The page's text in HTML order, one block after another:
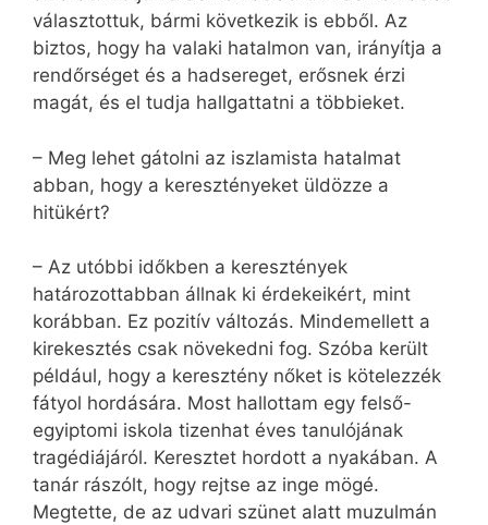
választottuk, bármi következik is ebből. Az
biztos, hogy ha valaki hatalmon van, irányítja a
rendőrséget és a hadsereget, erősnek érzi
magát, és el tudja hallgattatni a többieket.
– Meg lehet gátolni az iszlamista hatalmat
abban, hogy a keresztényeket üldözze a
hitükért?
– Az utóbbi időkben a keresztények
határozottabban állnak ki érdekeikért, mint
korábban. Ez pozitív változás. Mindemellett a
kirekesztés csak növekedni fog. Szóba került
például, hogy a keresztény nőket is kötelezzék
fátyol hordására. Most hallottam egy felső-
egyiptomi iskola tizenhat éves tanulójának
tragédiájáról. Keresztet hordott a nyakában. A
tanár rászólt, hogy rejtse az inge mögé.
Megtette, de az udvari szünet alatt muzulmán